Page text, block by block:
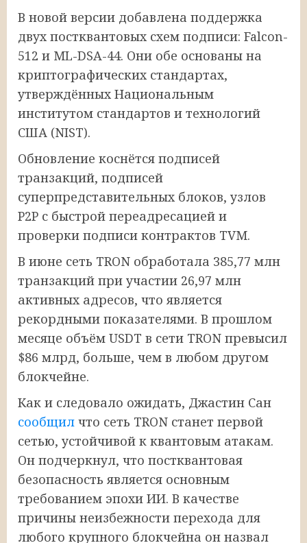
В новой версии добавлена ​​поддержка
двух постквантовых схем подписи: Falcon-
512 и ML-DSA-44. Они обе основаны на
криптографических стандартах,
утверждённых Национальным
институтом стандартов и технологий
США (NIST).
Обновление коснётся подписей
транзакций, подписей
суперпредставительных блоков, узлов
P2P с быстрой переадресацией и
проверки подписи контрактов TVM.
В июне сеть TRON обработала 385,77 млн
транзакций при участии 26,97 млн
активных адресов, что является
рекордными показателями. В прошлом
месяце объём USDT в сети TRON превысил
$86 млрд, больше, чем в любом другом
блокчейне.
Как и следовало ожидать, Джастин Сан
сообщил что сеть TRON станет первой
сетью, устойчивой к квантовым атакам.
Он подчеркнул, что постквантовая
безопасность является основным
требованием эпохи ИИ. В качестве
причины неизбежности перехода для
любого крупного блокчейна он назвал